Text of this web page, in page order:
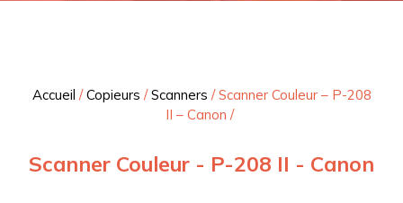
Accueil /Copieurs /Scanners /Scanner Couleur – P-208
II – Canon /
Scanner Couleur - P-208 II - Canon